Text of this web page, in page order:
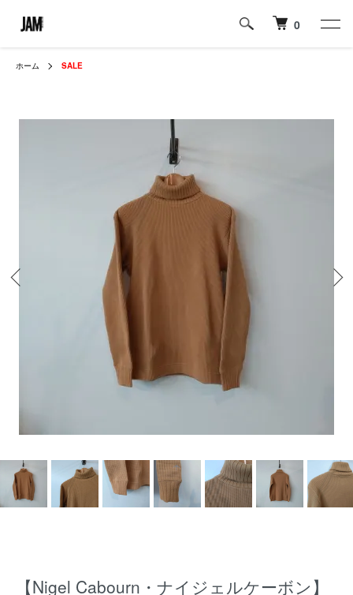
0
ホーム SALE
【Nigel Cabourn・ナイジェルケーボン】